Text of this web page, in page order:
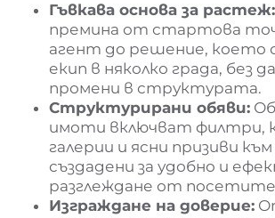
Гъвкава основа за растеж:
премина от стартова
агент до решение, което
екип в няколко града, без
промени в структурата.
Структурирани обяви:
имоти включват филтри,
галерии и ясни призиви
създадени за удобно и
разглеждане от
Изграждане на доверие: